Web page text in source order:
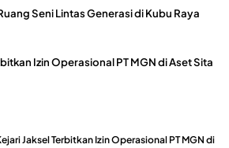
Seni Lintas Generasi di Kubu Raya
Izin Operasional PT MGN di Aset Sita
Jaksel Terbitkan Izin Operasional PT MGN di